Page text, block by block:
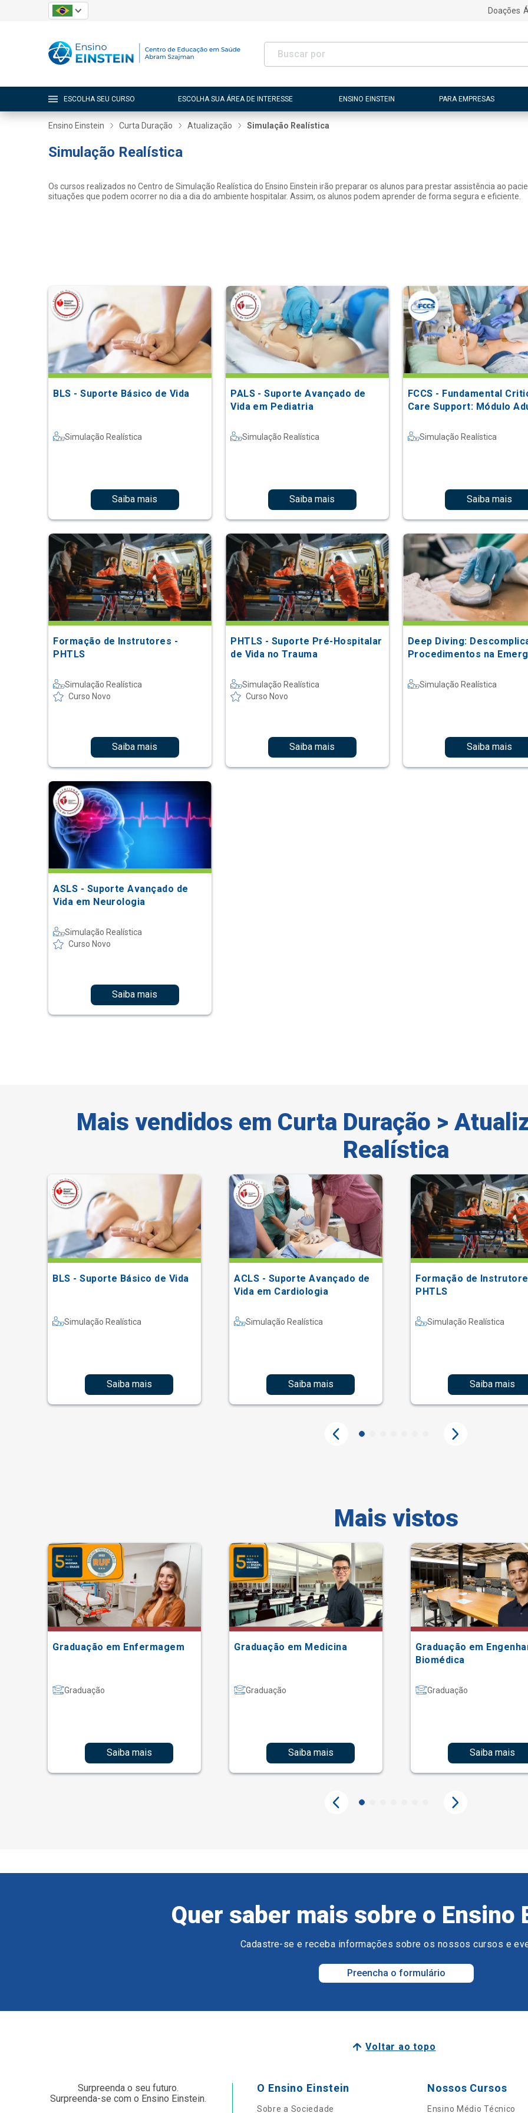
Doações
ESCOLHA SEU CURSO ESCOLHA SUA ÁREA DE INTERESSE ENSINO EINSTEIN PARA EMPRESAS
Ensino Einstein Curta Duração Atualização Simulação Realística
Simulação Realística
Os cursos realizados no Centro de Simulação Realística do Ensino Einstein irão preparar os alunos para prestar assistência ao
situações que podem ocorrer no dia a dia do ambiente hospitalar. Assim, os alunos podem aprender de forma segura e eficiente.
BLS - Suporte Básico de Vida
Simulação Realística
Saiba mais
PALS - Suporte Avançado de
Vida em Pediatria
Simulação Realística
Saiba mais
FCCS - Fundamental
Care Support: Módulo
Simulação Realística
Saiba mais
Formação de Instrutores -
PHTLS
Simulação Realística
Curso Novo
Saiba mais
PHTLS - Suporte Pré-Hospitalar
de Vida no Trauma
Simulação Realística
Curso Novo
Saiba mais
Deep Diving:
Procedimentos na
Simulação Realística
Saiba mais
ASLS - Suporte Avançado de
Vida em Neurologia
Simulação Realística
Curso Novo
Saiba mais
Mais vendidos em Curta Duração >
Realística
BLS - Suporte Básico de Vida
Simulação Realística
Saiba mais
ACLS - Suporte Avançado de
Vida em Cardiologia
Simulação Realística
Saiba mais
Formação de
PHTLS
Simulação Realística
Saiba mais
Mais vistos
Graduação em Enfermagem
Graduação
Saiba mais
Graduação em Medicina
Graduação
Saiba mais
Graduação em
Biomédica
Graduação
Saiba mais
Quer saber mais sobre o Ensino
Cadastre-se e receba informações sobre os nossos cursos e
Preencha o formulário
Voltar ao topo
Surpreenda o seu futuro.
Surpreenda-se com o Ensino Einstein.
O Ensino Einstein
Sobre a Sociedade
Nossos Cursos
Ensino Médio Técnico